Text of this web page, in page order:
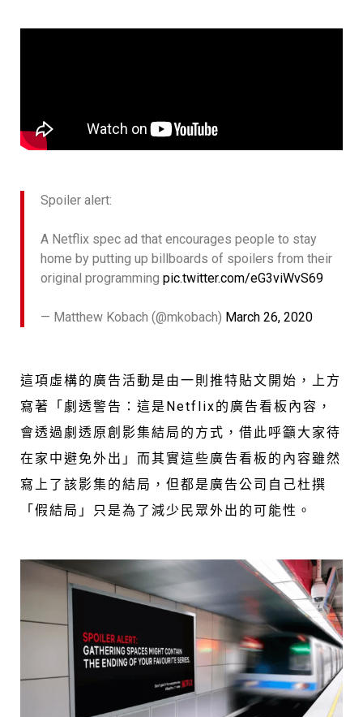
Spoiler alert:
A Netflix spec ad that encourages people to stay
home by putting up billboards of spoilers from their
original programming pic.twitter.com/eG3viWvS69
— Matthew Kobach (@mkobach) March 26, 2020
這項虛構的廣告活動是由一則推特貼文開始，上方
寫著「劇透警告：這是Netflix的廣告看板內容，
會透過劇透原創影集結局的方式，借此呼籲大家待
在家中避免外出」而其實這些廣告看板的內容雖然
寫上了該影集的結局，但都是廣告公司自己杜撰
「假結局」只是為了減少民眾外出的可能性。